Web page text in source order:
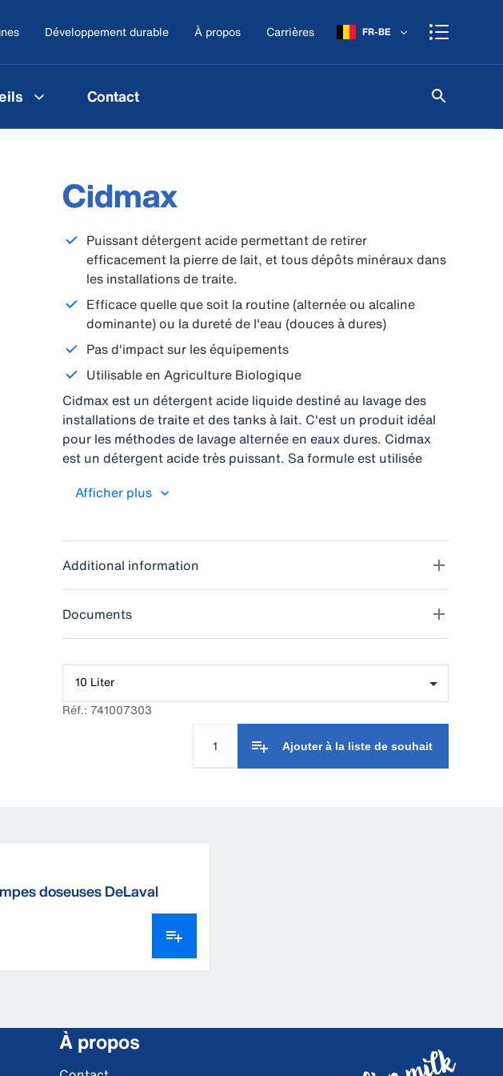
Développement durable À propos Carrières FR-BE
Contact
Cidmax
Puissant détergent acide permettant de retirer
efficacement la pierre de lait, et tous dépôts minéraux dans
les installations de traite.
Efficace quelle que soit la routine (alternée ou alcaline
dominante) ou la dureté de l'eau (douces à dures)
Pas d'impact sur les équipements
Utilisable en Agriculture Biologique
Cidmax est un détergent acide liquide destiné au lavage des
installations de traite et des tanks à lait. C'est un produit idéal
pour les méthodes de lavage alternée en eaux dures. Cidmax
est un détergent acide très puissant. Sa formule est utilisée
avec les équipements de traite DeLaval. Une routine de
Afficher plus
Additional information
Documents
10 Liter
Réf.: 741007303
Ajouter à la liste de souhait
doseuses DeLaval
À propos